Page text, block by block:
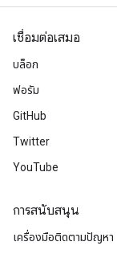
เชื่อมต่อเสมอ
บล็อก
ฟอรัม
GitHub
Twitter
YouTube
การสนับสนุน
เครื่องมือติดตามปัญหา